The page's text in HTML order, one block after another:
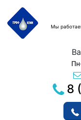
Мы
8